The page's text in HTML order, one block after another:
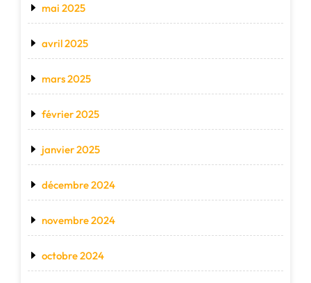
mai 2025
avril 2025
mars 2025
février 2025
janvier 2025
décembre 2024
novembre 2024
octobre 2024